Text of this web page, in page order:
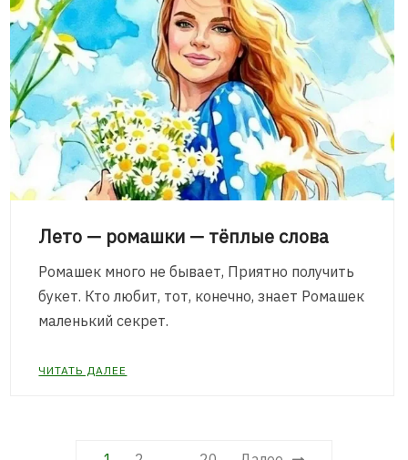
Лето — ромашки — тёплые слова
Ромашек много не бывает, Приятно получить
букет. Кто любит, тот, конечно, знает Ромашек
маленький секрет.
ЧИТАТЬ ДАЛЕЕ